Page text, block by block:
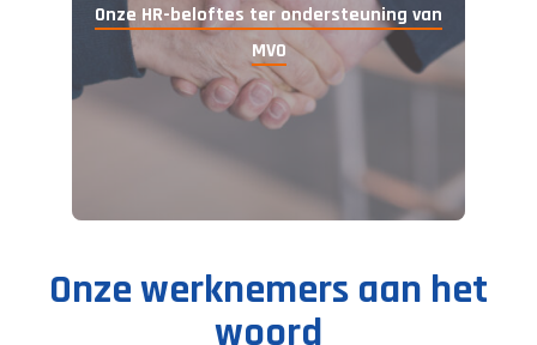
Onze HR-beloftes ter ondersteuning van
MVO
Onze werknemers aan het
woord